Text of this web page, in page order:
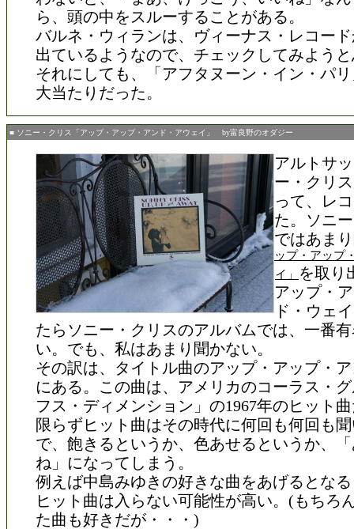
ら、頭の中をスルーすることがある。
バルネ・ウィランは、ヴィーナス・レコー
出ているようなので、チェックしてみよう
それにしても、「アフタヌーン・イン・パ
大当たりだった。
■ ソニー・クリス「アップ・アップ・アンド・アウェイ」 by富良野のオダジー
アルトサ
ー・クリ
って、レ
た。ソニ
ではあま
ップ・アップ
イ」
を取り
アップ・
ド・ウェ
たらソニー・クリスのアルバムでは、一番
い。でも、私はあまり聞かない。
その訳は、タイトル曲のアップ・アップ・
にある。この曲は、アメリカのコーラス・
フス・ディメンション」の1967年のヒット
限らずヒット曲はその時代に何回も何回も
で、飽きるというか、色あせるというか、
ね」になってしまう。
例えば中島みゆきの好きな曲をあげるとな
ヒット曲は入らない可能性が高い。(もちろ
た曲も好きだが・・・)